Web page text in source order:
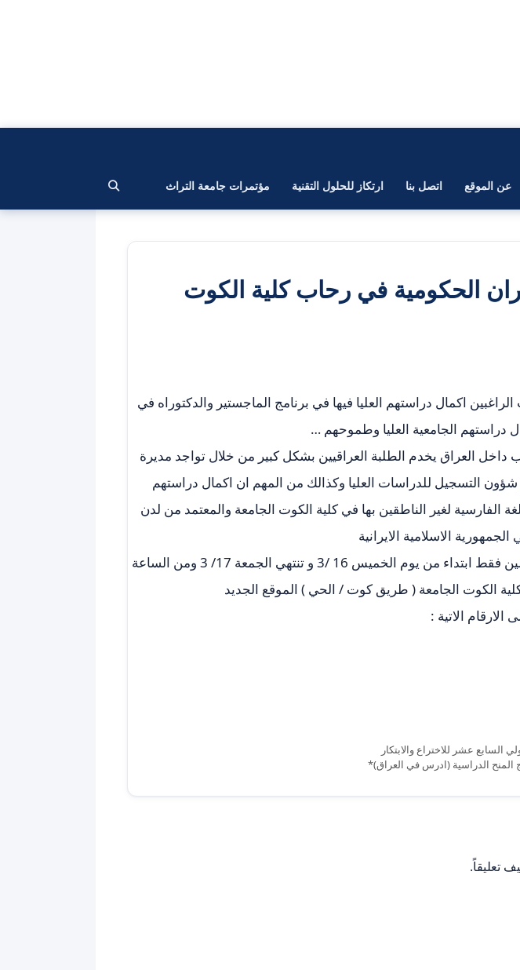
عن الموقع اتصل بنا ارتكاز للحلول التقنية مؤتمرات جامعة التراث
الحكومية في رحاب كلية الكوت
اكمال دراستهم العليا فيها في برنامج الماجستير والدكتوراه في
داخل العراق يخدم الطلبة العراقيين بشكل كبير من خلال تواجد مديرة
شؤون التسجيل للدراسات العليا وكذالك من المهم ان اكمال دراستهم
الفارسية لغير الناطقين بها في كلية الكوت الجامعة والمعتمد من لدن
الاسلامية الايرانية
والفترة للتسجيل محدودة في يومين فقط ابتداء من يوم الخميس 16 /3 و تنتهي الجمعة 17/ 3 ومن الساعة
الاتية :
السابع عشر للاختراع والابتكار
المنح الدراسية (ادرس في العراق)*
تعليقاً.